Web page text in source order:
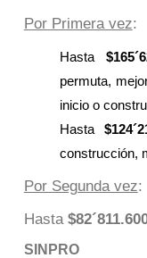
Por Primera vez:
Hasta
permuta,
inicio o
Hasta
construcción,
Por Segunda vez:
Hasta
SINPRO